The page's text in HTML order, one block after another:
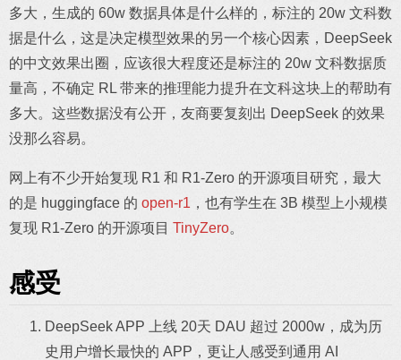
多大，生成的 60w 数据具体是什么样的，标注的 20w 文科数
据是什么，这是决定模型效果的另一个核心因素，DeepSeek
的中文效果出圈，应该很大程度还是标注的 20w 文科数据质
量高，不确定 RL 带来的推理能力提升在文科这块上的帮助有
多大。这些数据没有公开，友商要复刻出 DeepSeek 的效果
没那么容易。
网上有不少开始复现 R1 和 R1-Zero 的开源项目研究，最大
的是 huggingface 的 open-r1 ，也有学生在 3B 模型上小规模
复现 R1-Zero 的开源项目 TinyZero。
感受
DeepSeek APP 上线 20天 DAU 超过 2000w，成为历
史用户增长最快的 APP，更让人感受到通用 AI